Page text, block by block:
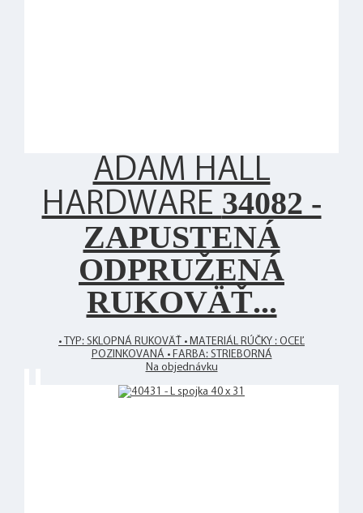
ADAM HALL
HARDWARE 34082 -
ZAPUSTENÁ
ODPRUŽENÁ
RUKOVÄŤ...
• TYP: SKLOPNÁ RUKOVÄŤ • MATERIÁL RÚČKY : OCEĽ
POZINKOVANÁ • FARBA: STRIEBORNÁ
Na objednávku